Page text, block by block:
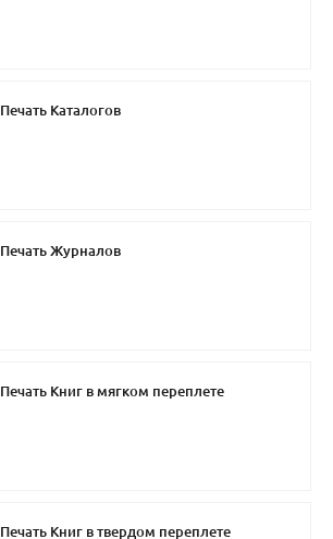
Печать Каталогов
Печать Журналов
Печать Книг в мягком переплете
Печать Книг в твердом переплете